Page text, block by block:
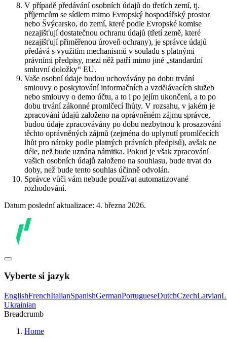
V případě předávání osobních údajů do třetích zemí, tj.
příjemcům se sídlem mimo Evropský hospodářský prostor
nebo Švýcarsko, do zemí, které podle Evropské komise
nezajišťují dostatečnou ochranu údajů (třetí země, které
nezajišťují přiměřenou úroveň ochrany), je správce údajů
předává s využitím mechanismů v souladu s platnými
právními předpisy, mezi něž patří mimo jiné „standardní
smluvní doložky“ EU.
Vaše osobní údaje budou uchovávány po dobu trvání
smlouvy o poskytování informačních a vzdělávacích služeb
nebo smlouvy o demo účtu, a to i po jejím ukončení, a to po
dobu trvání zákonné promlčecí lhůty. V rozsahu, v jakém je
zpracování údajů založeno na oprávněném zájmu správce,
budou údaje zpracovávány po dobu nezbytnou k prosazování
těchto oprávněných zájmů (zejména do uplynutí promlčecích
lhůt pro nároky podle platných právních předpisů), avšak ne
déle, než bude uznána námitka. Pokud je však zpracování
vašich osobních údajů založeno na souhlasu, bude trvat do
doby, než bude tento souhlas účinně odvolán.
Správce vůči vám nebude používat automatizované
rozhodování.
Datum poslední aktualizace: 4. března 2026.
Vyberte si jazyk
EnglishFrenchItalianSpanishGermanPortugueseDutchCzechLatvian
Ukrainian
Breadcrumb
Home